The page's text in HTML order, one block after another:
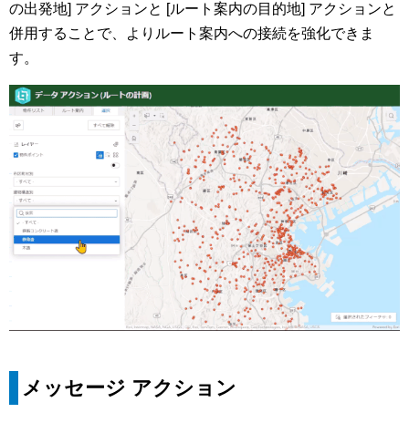
の出発地] アクションと [ルート案内の目的地] アクションと
併用することで、よりルート案内への接続を強化できま
す。
メッセージ アクション